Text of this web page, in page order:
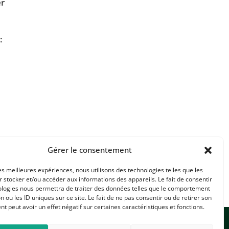
Gérer le consentement
meilleures expériences, nous utilisons des technologies telles que les
stocker et/ou accéder aux informations des appareils. Le fait de consentir
nous permettra de traiter des données telles que le comportement
ou les ID uniques sur ce site. Le fait de ne pas consentir ou de retirer son
peut avoir un effet négatif sur certaines caractéristiques et fonctions.